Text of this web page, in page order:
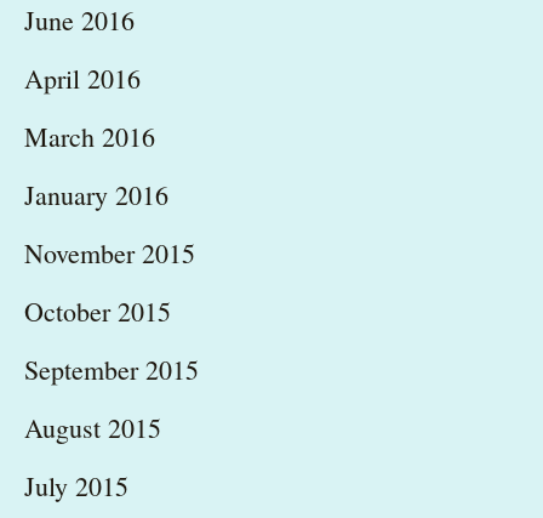
June 2016
April 2016
March 2016
January 2016
November 2015
October 2015
September 2015
August 2015
July 2015